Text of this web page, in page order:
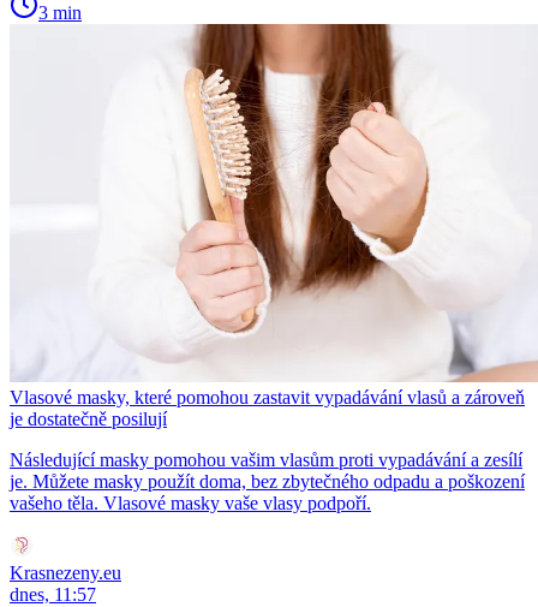
3 min
Vlasové masky, které pomohou zastavit vypadávání vlasů a zároveň
je dostatečně posilují
Následující masky pomohou vašim vlasům proti vypadávání a zesílí
je. Můžete masky použít doma, bez zbytečného odpadu a poškození
vašeho těla. Vlasové masky vaše vlasy podpoří.
Krasnezeny.eu
dnes, 11:57